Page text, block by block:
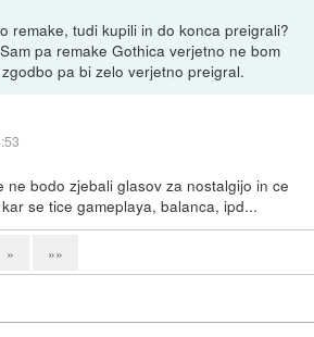
remake, tudi kupili in do konca preigrali?
pa remake Gothica verjetno ne bom
pa bi zelo verjetno preigral.
ne bodo zjebali glasov za nostalgijo in ce
se tice gameplaya, balanca, ipd...
» »»